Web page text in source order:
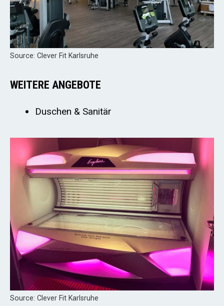
Source: Clever Fit Karlsruhe
WEITERE ANGEBOTE
Duschen & Sanitär
Source: Clever Fit Karlsruhe